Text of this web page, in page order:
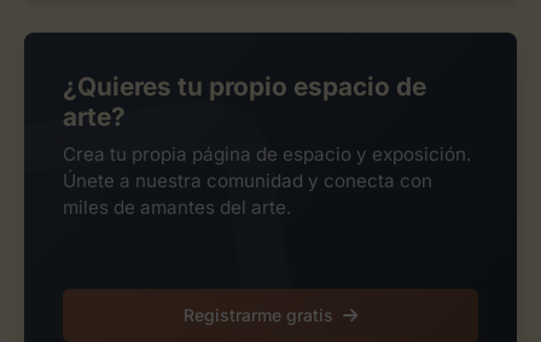
¿Quieres tu propio espacio de
arte?
Crea tu propia página de espacio y exposición.
Únete a nuestra comunidad y conecta con
miles de amantes del arte.
Registrarme gratis